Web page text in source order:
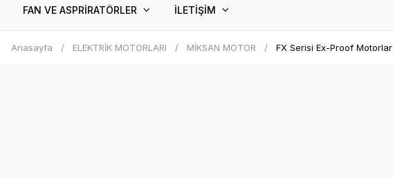
FAN VE ASPRİRATÖRLER İLETİŞİM
Anasayfa ELEKTRİK MOTORLARI MİKSAN MOTOR FX Serisi Ex-Proof Motorlar